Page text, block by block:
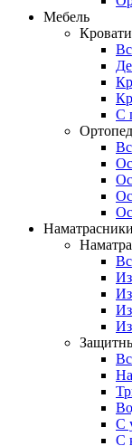
Мебель
Кровати
С
Наматрасники
Из
С
С